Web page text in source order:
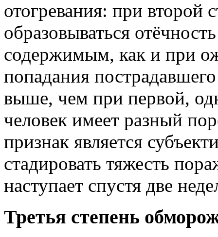
отогревания: при второй
образовываться
содержимым, как и при
попадания
выше, чем при первой,
человек имеет разный
признак является
стадировать тяжесть
наступает спустя две
Третья степень